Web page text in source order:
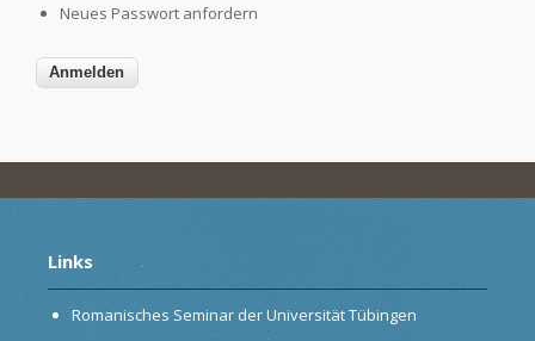
Neues Passwort anfordern
Links
Romanisches Seminar der Universität Tübingen